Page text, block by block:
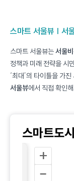
스마트 서울뷰 | 서
스마트 서울뷰는서울
정책과 미래 전략을 시민들에
서울뷰에서 직접 확인
스마트도
+
–